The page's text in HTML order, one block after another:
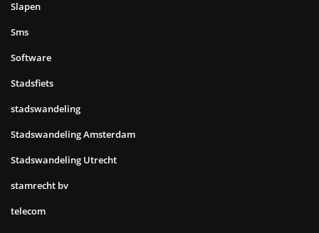
Slapen
Sms
Software
Stadsfiets
stadswandeling
Stadswandeling Amsterdam
Stadswandeling Utrecht
stamrecht bv
telecom